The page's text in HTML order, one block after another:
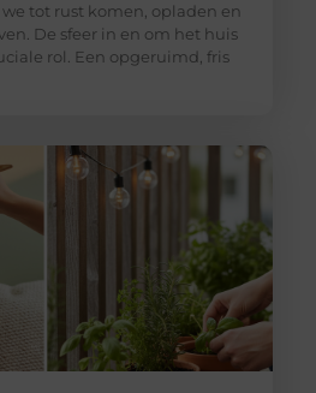
we tot rust komen, opladen en
De sfeer in en om het huis
rol. Een opgeruimd, fris